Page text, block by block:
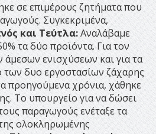
σε επιμέρους ζητήματα που
Συγκεκριμένα,
και Τεύτλα:Αναλάβαμε
τα δύο προϊόντα. Για τον
ενισχύσεων και για τα
των δυο εργοστασίων ζάχαρης
προηγούμενα χρόνια, χάθηκε
Το υπουργείο για να δώσει
παραγωγούς ενέταξε τα
ολοκληρωμένης